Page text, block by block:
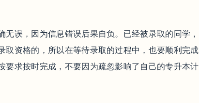
误，因为信息错误后果自负。已经被录取的同学，
资格的，所以在等待录取的过程中，也要顺利完成
求按时完成，不要因为疏忽影响了自己的专升本计